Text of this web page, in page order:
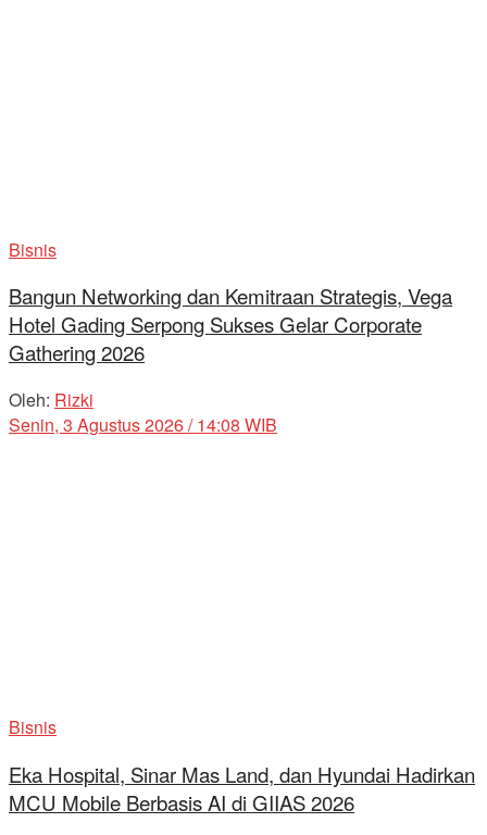
Bisnis
Bangun Networking dan Kemitraan Strategis, Vega
Hotel Gading Serpong Sukses Gelar Corporate
Gathering 2026
Oleh: Rizki
Senin, 3 Agustus 2026 / 14:08 WIB
Bisnis
Eka Hospital, Sinar Mas Land, dan Hyundai Hadirkan
MCU Mobile Berbasis AI di GIIAS 2026